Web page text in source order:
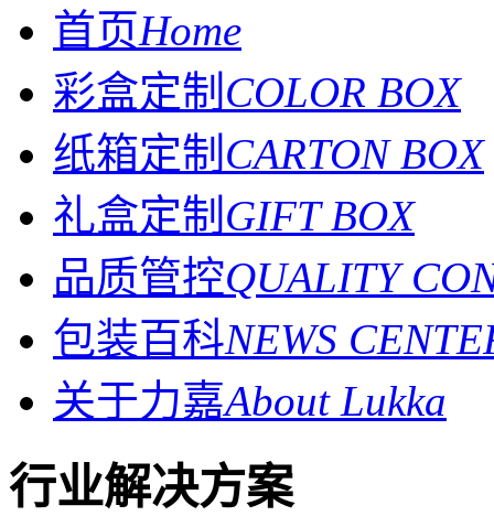
首页Home
彩盒定制 COLOR BOX
纸箱定制 CARTON BOX
礼盒定制 GIFT BOX
品质管控QUALITY
包装百科NEWS
关于力嘉About Lukka
行业解决方案